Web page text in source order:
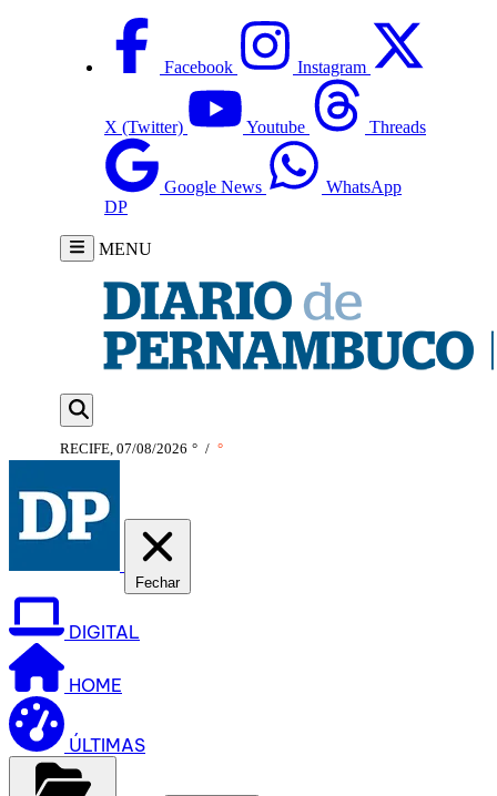
Facebook Instagram
X (Twitter) Youtube Threads
Google News
WhatsApp
DP
MENU
RECIFE, 07/08/2026 ° / °
Fechar
DIGITAL
HOME
ÚLTIMAS